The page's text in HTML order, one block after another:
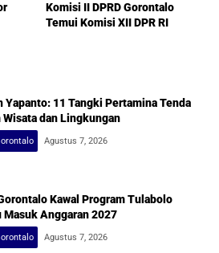
Komisi II DPRD Gorontalo
Temui Komisi XII DPR RI
Yapanto: 11 Tangki Pertamina Tenda
Wisata dan Lingkungan
Agustus 7, 2026
Kawal Program Tulabolo
Masuk Anggaran 2027
Agustus 7, 2026